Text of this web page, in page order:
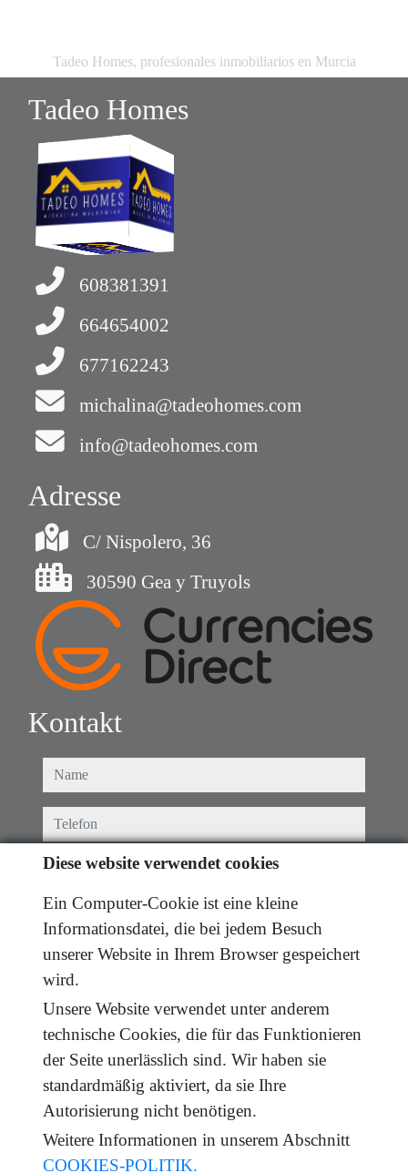
Tadeo Homes, profesionales inmobiliarios en Murcia
Tadeo Homes
608381391
664654002
677162243
michalina@tadeohomes.com
info@tadeohomes.com
Adresse
C/ Nispolero, 36
30590 Gea y Truyols
Kontakt
name
telefon
e-mail
Ich haben die bedingungen gelesen und akzeptiere
diese.datenschutz
nachricht
Captcha
Diese website verwendet cookies
Ein Computer-Cookie ist eine kleine
Informationsdatei, die bei jedem Besuch
unserer Website in Ihrem Browser gespeichert
wird.
Unsere Website verwendet unter anderem
technische Cookies, die für das Funktionieren
der Seite unerlässlich sind. Wir haben sie
standardmäßig aktiviert, da sie Ihre
Autorisierung nicht benötigen.
Weitere Informationen in unserem Abschnitt
COOKIES-POLITIK.